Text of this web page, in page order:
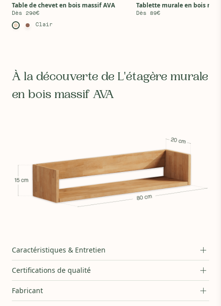
Table de chevet en bois massif AVA
Dès 290€
Clair
Tablette murale en bois
Dès 89€
À la découverte de L'étagère murale
en bois massif AVA
Vernis sans COV à base d'eau
Fixations invisibles - vis standards non fournies
Entretien :
Caractéristiques & Entretien
Certifications de qualité
Fabricant